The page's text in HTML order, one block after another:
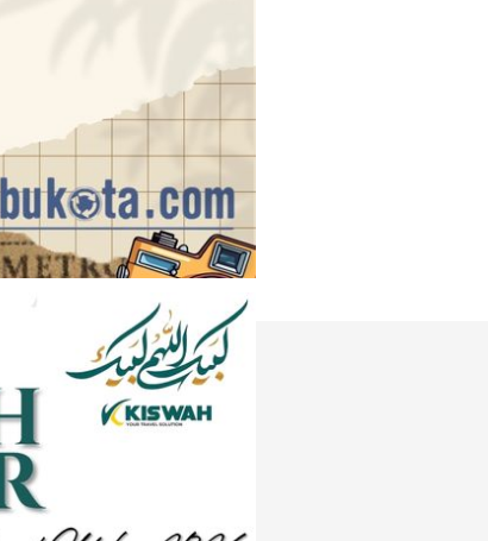
Instagram